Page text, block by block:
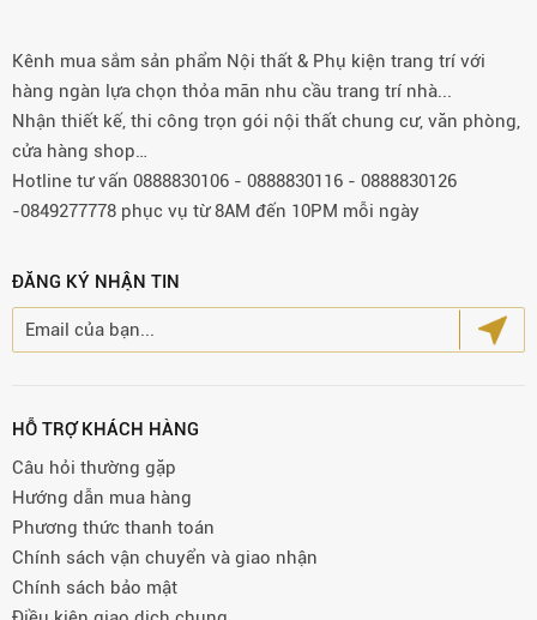
Kênh mua sắm sản phẩm Nội thất & Phụ kiện trang trí với
hàng ngàn lựa chọn thỏa mãn nhu cầu trang trí nhà...
Nhận thiết kế, thi công trọn gói nội thất chung cư, văn phòng,
cửa hàng shop…
Hotline tư vấn 0888830106 - 0888830116 - 0888830126
-0849277778 phục vụ từ 8AM đến 10PM mỗi ngày
ĐĂNG KÝ NHẬN TIN
HỖ TRỢ KHÁCH HÀNG
Câu hỏi thường gặp
Hướng dẫn mua hàng
Phương thức thanh toán
Chính sách vận chuyển và giao nhận
Chính sách bảo mật